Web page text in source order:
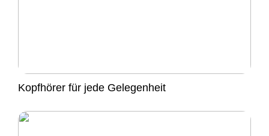
Kopfhörer für jede Gelegenheit